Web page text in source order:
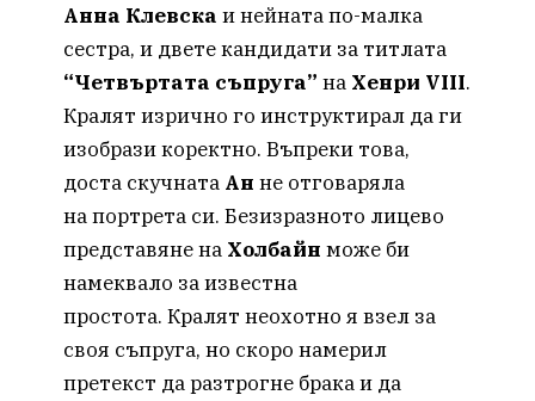
Анна Клевска и нейната по-малка
сестра, и двете кандидати за титлата
“Четвъртата съпруга” наХенри VIII.
Кралят изрично го инструктирал да ги
изобрази коректно. Въпреки това,
доста скучната Ан не отговаряла
на портрета си. Безизразното лицево
представяне на Холбайн може би
намеквало за известна
простота. Кралят неохотно я взел за
своя съпруга, но скоро намерил
претекст да разтрогне брака и да